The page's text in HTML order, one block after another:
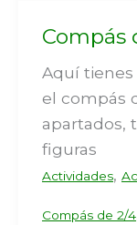
Compás
Aquí tienes
el compás
apartados,
figuras
Actividades,
Compás de 2/4